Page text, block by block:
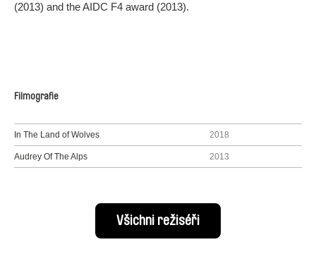
(2013) and the AIDC F4 award (2013).
Filmografie
In The Land of Wolves 2018
Audrey Of The Alps 2013
Všichni režiséři